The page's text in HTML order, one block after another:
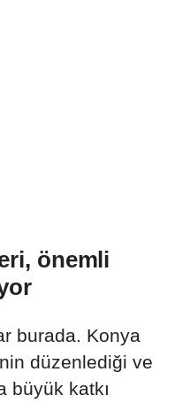
önemli
burada. Konya
düzenlediği ve
büyük katkı